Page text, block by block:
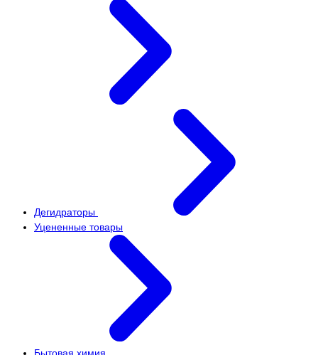
Дегидраторы
Уцененные товары
Бытовая химия